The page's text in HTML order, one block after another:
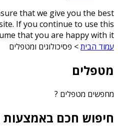
that we give you the best
If you continue to use this
that you are happy with it
עמוד הבית> פסיכולוגים ומטפלים
מטפלים
מחפשים מטפלים ?
חיפוש חכם באמצעות AI